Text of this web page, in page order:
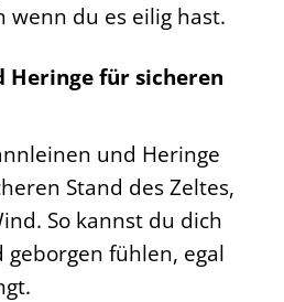
wenn du es eilig hast.
Heringe für sicheren
und Heringe
Stand des Zeltes,
So kannst du dich
fühlen, egal